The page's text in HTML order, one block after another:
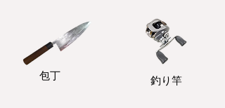
包丁 釣り竿